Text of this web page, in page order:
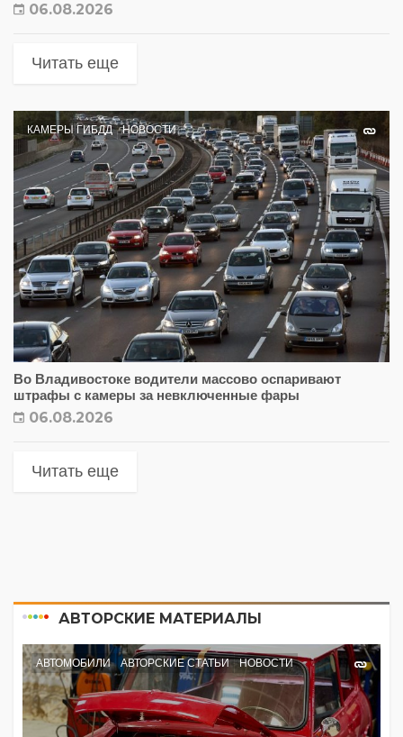
06.08.2026
Читать еще
КАМЕРЫ ГИБДД НОВОСТИ
Во Владивостоке водители массово оспаривают
штрафы с камеры за невключенные фары
06.08.2026
Читать еще
АВТОРСКИЕ МАТЕРИАЛЫ
АВТОМОБИЛИ АВТОРСКИЕ СТАТЬИ НОВОСТИ